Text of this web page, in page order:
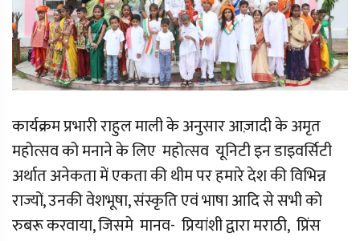
कार्यक्रम प्रभारी राहुल माली के अनुसार आज़ादी के अमृत
महोत्सव को मनाने के लिए महोत्सव यूनिटी इन डाइवर्सिटी
अर्थात अनेकता में एकता की थीम पर हमारे देश की विभिन्न
राज्यों, उनकी वेशभूषा, संस्कृति एवं भाषा आदि से सभी को
रुबरू करवाया, जिसमे मानव- प्रियांशी द्वारा मराठी, प्रिंस